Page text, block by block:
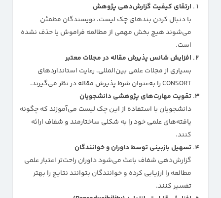
ارتقای کیفیت گزارش‌دهی پژوهش
با دنبال کردن بندهای چک لیست، نویسندگان مطمئن
می‌شوند هیچ بخش مهمی از مطالعه فراموش یا حذف نشده
است.
افزایش شانس پذیرش مقاله در مجلات معتبر
بسیاری از مجلات علمی بین‌المللی، رعایت استانداردهای
CONSORT را به‌عنوان شرط پذیرش مقاله در نظر می‌گیرند.
تقویت مهارت‌های پژوهشی دانشجویان
دانشجویان با استفاده از این چک لیست می‌آموزند که چگونه
یافته‌های علمی خود را به شکلی ساختارمند و شفاف ارائه
کنند.
تسهیل بازبینی توسط داوران و خوانندگان
گزارش‌دهی شفاف باعث می‌شود داوران راحت‌تر اعتبار علمی
مطالعه را ارزیابی کرده و خوانندگان بتوانند نتایج را بهتر
تفسیر کنند.